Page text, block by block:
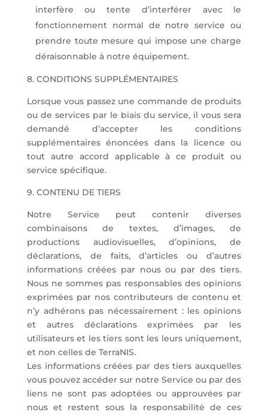
interfère ou tente d’interférer avec le
fonctionnement normal de notre service ou
prendre toute mesure qui impose une charge
déraisonnable à notre équipement.
8. CONDITIONS SUPPLÉMENTAIRES
Lorsque vous passez une commande de produits
ou de services par le biais du service, il vous sera
demandé d’accepter les conditions
supplémentaires énoncées dans la licence ou
tout autre accord applicable à ce produit ou
service spécifique.
9. CONTENU DE TIERS
Notre Service peut contenir diverses
combinaisons de textes, d’images, de
productions audiovisuelles, d’opinions, de
déclarations, de faits, d’articles ou d’autres
informations créées par nous ou par des tiers.
Nous ne sommes pas responsables des opinions
exprimées par nos contributeurs de contenu et
n’y adhérons pas nécessairement : les opinions
et autres déclarations exprimées par les
utilisateurs et les tiers sont les leurs uniquement,
et non celles de TerraNIS.
Les informations créées par des tiers auxquelles
vous pouvez accéder sur notre Service ou par des
liens ne sont pas adoptées ou approuvées par
nous et restent sous la responsabilité de ces